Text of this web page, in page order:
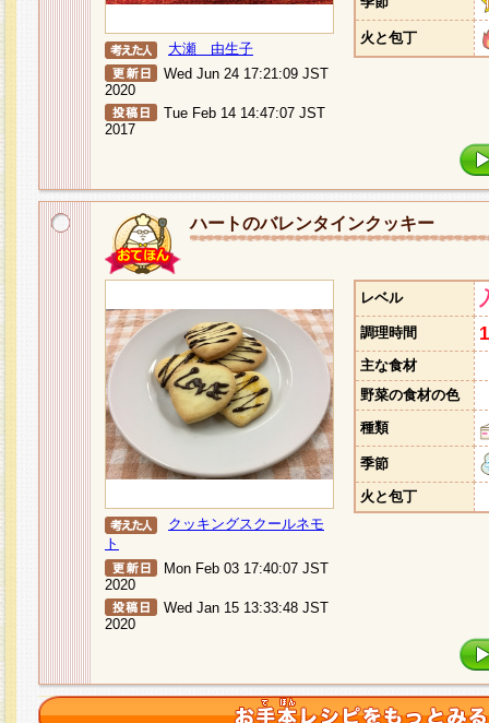
大瀬 由生子
Wed Jun 24 17:21:09 JST
2020
Tue Feb 14 14:47:07 JST
2017
火と包丁
ハートのバレンタインクッキー
クッキングスクールネモ
ト
Mon Feb 03 17:40:07 JST
2020
Wed Jan 15 13:33:48 JST
2020
レベル
調理時間
主な食材
野菜の食材の色
種類
季節
火と包丁